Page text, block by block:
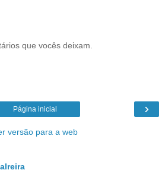
que vocês deixam.
›
Página inicial
versão para a web